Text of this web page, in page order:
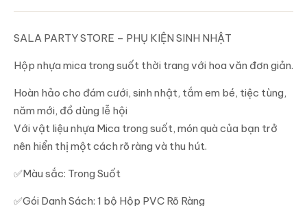
SALA PARTY STORE – PHỤ KIỆN SINH NHẬT
Hộp nhựa mica trong suốt thời trang với hoa văn đơn giản.
Hoàn hảo cho đám cưới, sinh nhật, tắm em bé, tiệc tùng,
năm mới, đồ dùng lễ hội
Với vật liệu nhựa Mica trong suốt, món quà của bạn trở
nên hiển thị một cách rõ ràng và thu hút.
✅Màu sắc: Trong Suốt
✅Gói Danh Sách: 1 bộ Hộp PVC Rõ Ràng